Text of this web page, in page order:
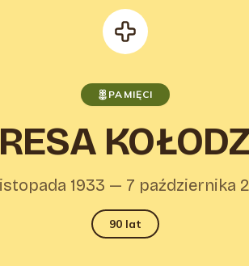
PAMIĘCI
1933 — 7 października
90 lat